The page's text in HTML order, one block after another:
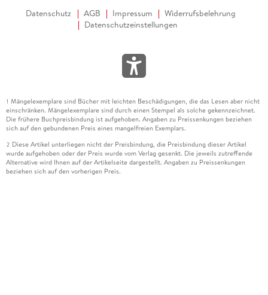
Datenschutz AGB Impressum
Widerrufsbelehrung
Datenschutzeinstellungen
1 Mängelexemplare sind Bücher mit leichten Beschädigungen, die das Lesen aber nicht
einschränken. Mängelexemplare sind durch einen Stempel als solche gekennzeichnet.
Die frühere Buchpreisbindung ist aufgehoben. Angaben zu Preissenkungen beziehen
sich auf den gebundenen Preis eines mangelfreien Exemplars.
2 Diese Artikel unterliegen nicht der Preisbindung, die Preisbindung dieser Artikel
wurde aufgehoben oder der Preis wurde vom Verlag gesenkt. Die jeweils zutreffende
Alternative wird Ihnen auf der Artikelseite dargestellt. Angaben zu Preissenkungen
beziehen sich auf den vorherigen Preis.